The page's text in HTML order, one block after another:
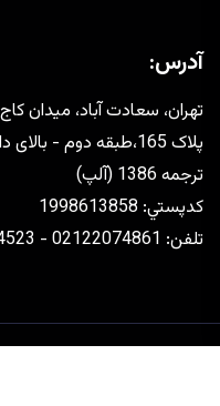
آدرس:
تهران، سعادت آباد، ميدان
ترجمه 1386 (آلپ)
كدپستي: 1998613858
تلفن: 02122074861 - 02122364523